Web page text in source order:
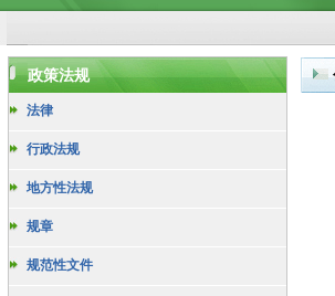
政策法规
法律
行政法规
地方性法规
规章
规范性文件